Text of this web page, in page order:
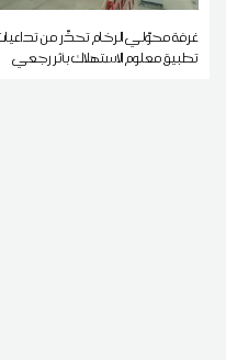
غرفة محوّلي الرخام تحذّر من
تطبيق معلوم الاستهلاك بأثر رجعي